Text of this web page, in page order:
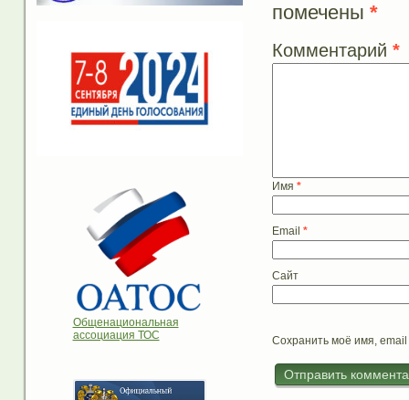
Общенациональная
ассоциация ТОС
помечены *
Комментарий *
Имя *
Email *
Сайт
Сохранить моё имя,